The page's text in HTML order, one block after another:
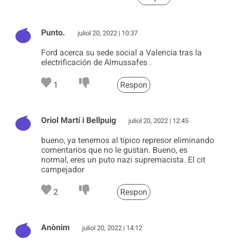
Punto. juliol 20, 2022 | 10:37
Ford acerca su sede social a Valencia tras la
electrificación de Almussafes .
1 Respon
Oriol Martí i Bellpuig juliol 20, 2022 | 12:45
bueno, ya tenemos al típico represor eliminando
comentarios que no le gustan. Bueno, es
normal, eres un puto nazi supremacista. El cit
campejador
2 Respon
Anònim juliol 20, 2022 | 14:12